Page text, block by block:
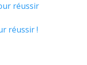
réussir
réussir !